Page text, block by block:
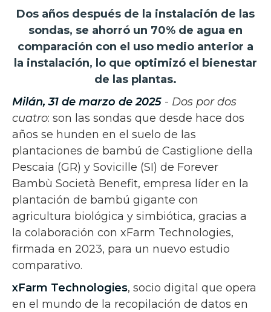
Dos años después de la instalación de las
sondas, se ahorró un 70% de agua en
comparación con el uso medio anterior a
la instalación, lo que optimizó el bienestar
de las plantas.
Milán, 31 de marzo de 2025 - Dos por dos
cuatro: son las sondas que desde hace dos
años se hunden en el suelo de las
plantaciones de bambú de Castiglione della
Pescaia (GR) y Sovicille (SI) de Forever
Bambù Società Benefit, empresa líder en la
plantación de bambú gigante con
agricultura biológica y simbiótica, gracias a
la colaboración con xFarm Technologies,
firmada en 2023, para un nuevo estudio
comparativo.
xFarm Technologies, socio digital que opera
en el mundo de la recopilación de datos en